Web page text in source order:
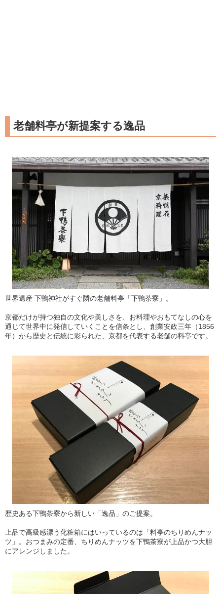
老舗料亭が新提案する逸品
世界遺産 下鴨神社がすぐ隣の老舗料亭「下鴨茶寮」。
京都だけが持つ独自の文化や美しさを、お料理やおもてなしの心を
通じて世界中に発信していくことを信条とし、創業安政三年（1856
年）から歴史と伝統に彩られた、京都を代表する老舗の料亭です。
歴史ある下鴨茶寮から新しい「逸品」のご提案。
上品で高級感漂う化粧箱にはいっているのは「料亭のちりめんナッ
ツ」。おつまみの定番、ちりめんナッツを下鴨茶寮が上品かつ大胆
にアレンジしました。